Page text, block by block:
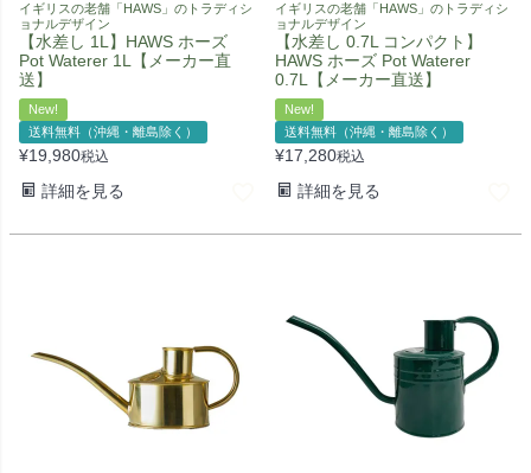
イギリスの老舗「HAWS」のトラディシ
ョナルデザイン
【水差し 1L】HAWS ホーズ
Pot Waterer 1L【メーカー直
送】
New!
送料無料（沖縄・離島除く）
¥19,980税込
詳細を見る
イギリスの老舗「HAWS」のトラディシ
ョナルデザイン
【水差し 0.7L コンパクト】
HAWS ホーズ Pot Waterer
0.7L【メーカー直送】
New!
送料無料（沖縄・離島除く）
¥17,280税込
詳細を見る